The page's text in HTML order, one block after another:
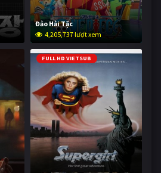
Đảo Hải Tặc
4,205,737 lượt xem
FULL HD VIETSUB